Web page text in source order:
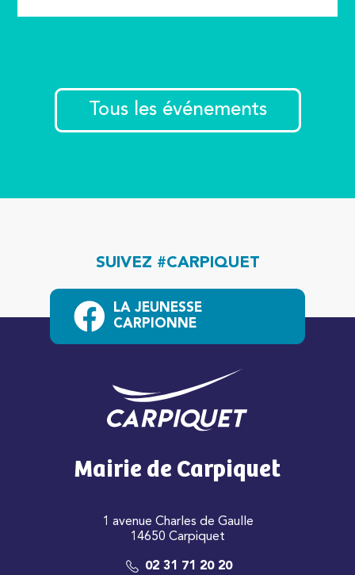
Tous les événements
SUIVEZ #CARPIQUET
LA JEUNESSE
CARPIONNE
Mairie de Carpiquet
1 avenue Charles de Gaulle
14650 Carpiquet
02 31 71 20 20